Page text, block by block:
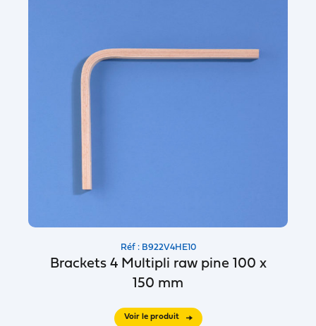
Réf : B922V4HE10
Brackets 4 Multipli raw pine 100 x
150 mm
Voir le produit